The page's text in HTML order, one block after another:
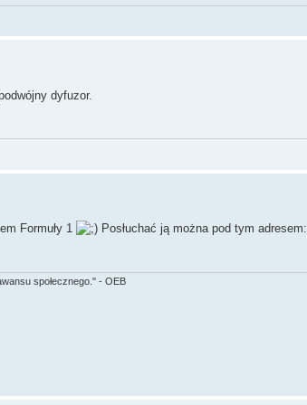
dyfuzor.
Formuły 1
Posłuchać ją można pod tym adresem:
społecznego." - OEB